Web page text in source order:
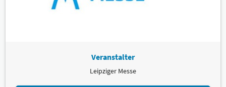
Veranstalter
Leipziger Messe